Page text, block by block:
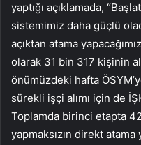
yaptığı açıklamada,
sistemimiz daha güçlü
açıktan atama
olarak 31 bin 317 kişinin
önümüzdeki hafta
sürekli işçi alımı için de
Toplamda birinci etapta
yapmaksızın direkt